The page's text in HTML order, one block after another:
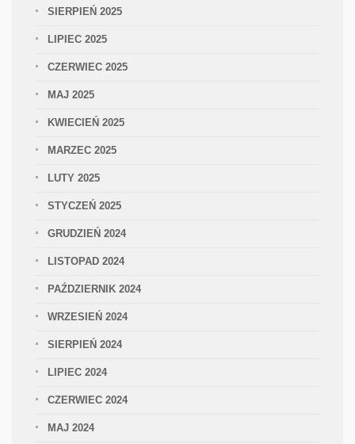
SIERPIEŃ 2025
LIPIEC 2025
CZERWIEC 2025
MAJ 2025
KWIECIEŃ 2025
MARZEC 2025
LUTY 2025
STYCZEŃ 2025
GRUDZIEŃ 2024
LISTOPAD 2024
PAŹDZIERNIK 2024
WRZESIEŃ 2024
SIERPIEŃ 2024
LIPIEC 2024
CZERWIEC 2024
MAJ 2024